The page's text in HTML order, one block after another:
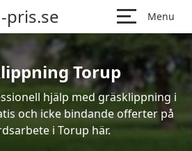
pris.se Menu
Torup
hjälp med gräsklippning i
och icke bindande offerter på
i Torup här.